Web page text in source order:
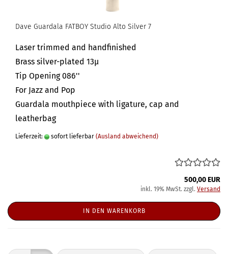
Dave Guardala FATBOY Studio Alto Silver 7
Laser trimmed and handfinished
Brass silver-plated 13µ
Tip Opening 086''
For Jazz and Pop
Guardala mouthpiece with ligature, cap and
leatherbag
Lieferzeit: sofort lieferbar (Ausland abweichend)
500,00 EUR
inkl. 19% MwSt. zzgl. Versand
IN DEN WARENKORB